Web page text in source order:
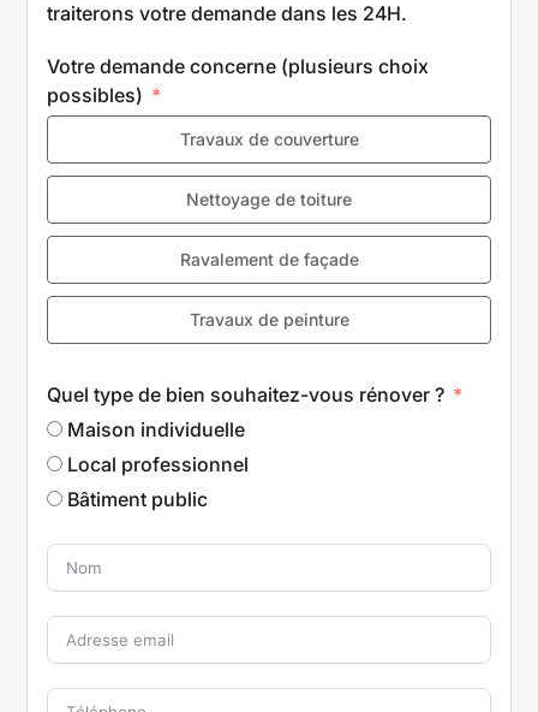
traiterons votre demande dans les 24H.
Votre demande concerne (plusieurs choix
possibles)
Travaux de couverture
Nettoyage de toiture
Ravalement de façade
Travaux de peinture
Quel type de bien souhaitez-vous rénover ?
Maison individuelle
Local professionnel
Bâtiment public